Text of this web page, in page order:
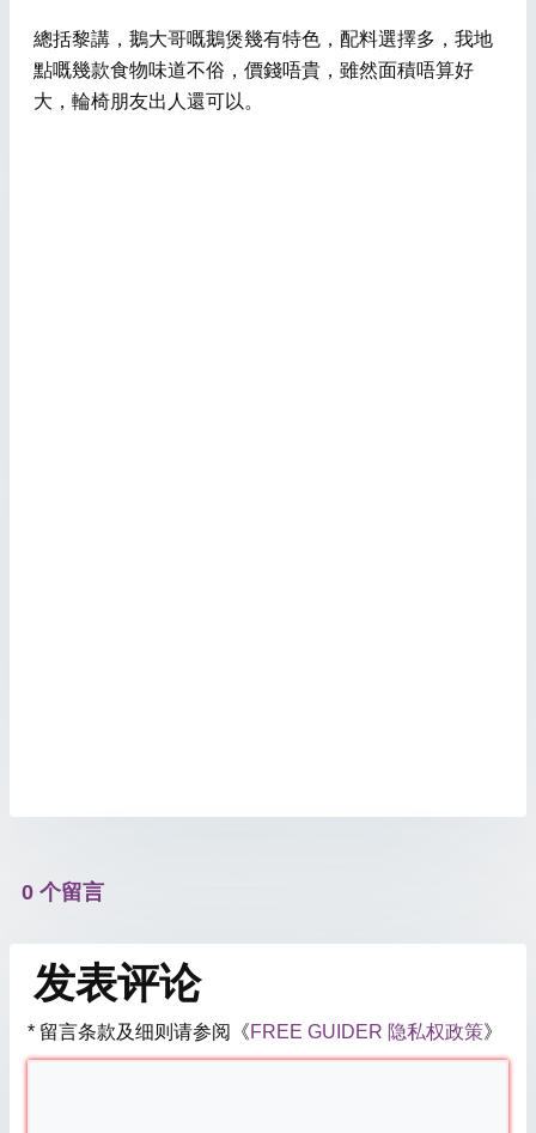
總括黎講，鵝大哥嘅鵝煲幾有特色，配料選擇多，我地
點嘅幾款食物味道不俗，價錢唔貴，雖然面積唔算好
大，輪椅朋友出人還可以。
0 个留言
发表评论
* 留言条款及细则请参阅《FREE GUIDER 隐私权政策》